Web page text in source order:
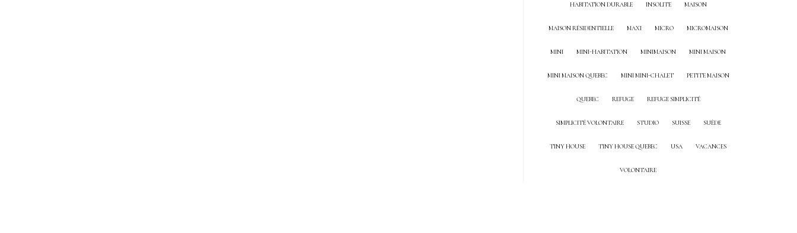
HABITATION DURABLE INSOLITE MAISON
MAISON RÉSIDENTIELLE MAXI MICRO MICROMAISON
MINI MINI-HABITATION MINIMAISON MINI MAISON
MINI MAISON QUEBEC MINI MINI-CHALET PETITE MAISON
QUEBEC REFUGE REFUGE SIMPLICITÉ
SIMPLICITÉ VOLONTAIRE STUDIO SUISSE SUÈDE
TINY HOUSE TINY HOUSE QUEBEC USA VACANCES
VOLONTAIRE